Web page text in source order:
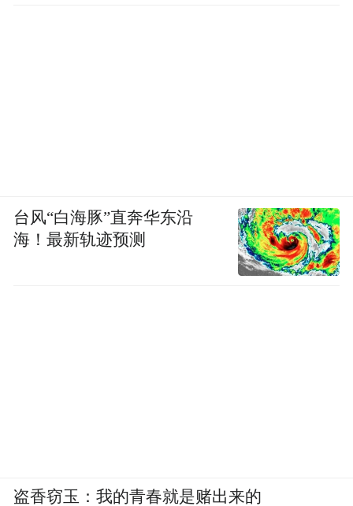
台风“白海豚”直奔华东沿
海！最新轨迹预测
盗香窃玉：我的青春就是赌出来的